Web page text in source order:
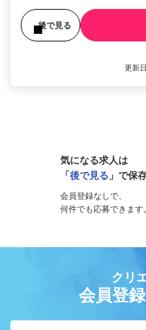
後で見る
更新
気になる求人は
「後で見る 」で保
会員登録なしで、
何件でも応募できます。
クリ
会員登